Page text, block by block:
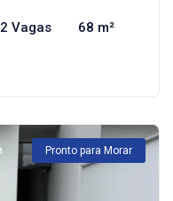
2 Vagas 68 m²
Pronto para Morar